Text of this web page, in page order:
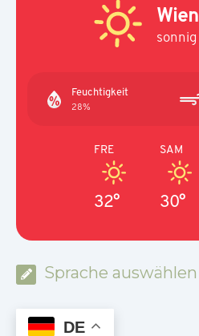
Wien
sonnig
Feuchtigkeit
28%
FRE
32°
SAM
30°
Sprache auswählen
DE